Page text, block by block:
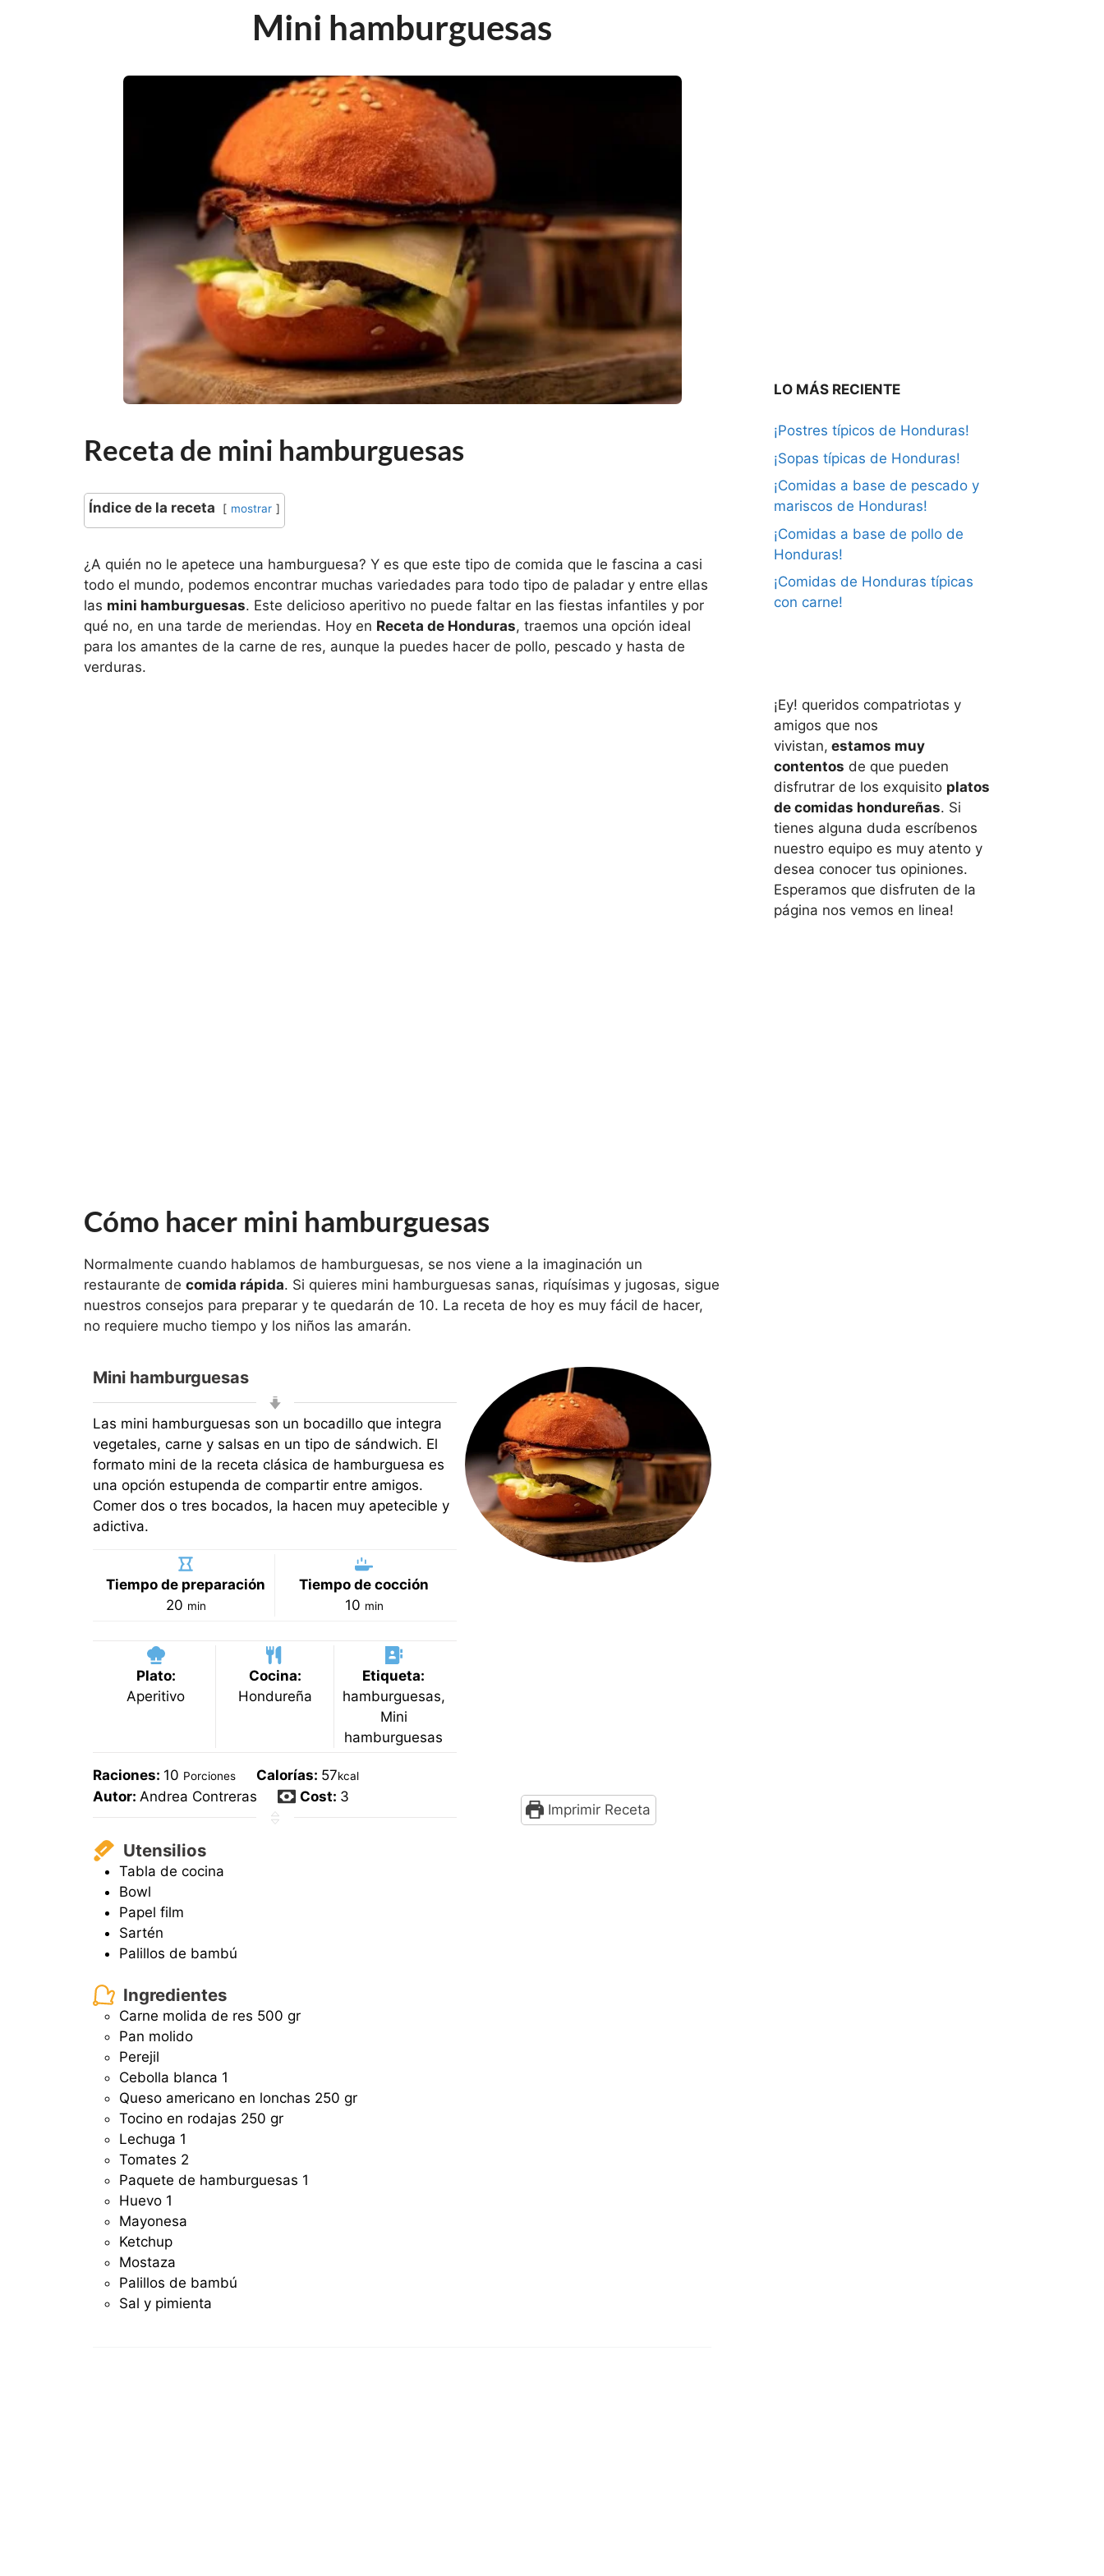
Mini hamburguesas
Receta de mini hamburguesas
Índice de la receta mostrar
¿A quién no le apetece una hamburguesa? Y es que este tipo de comida que le fascina a casi
todo el mundo, podemos encontrar muchas variedades para todo tipo de paladar y entre ellas
las mini hamburguesas. Este delicioso aperitivo no puede faltar en las fiestas infantiles y por
qué no, en una tarde de meriendas. Hoy en Receta de Honduras, traemos una opción ideal
para los amantes de la carne de res, aunque la puedes hacer de pollo, pescado y hasta de
verduras.
Cómo hacer mini hamburguesas
Normalmente cuando hablamos de hamburguesas, se nos viene a la imaginación un
restaurante de comida rápida. Si quieres mini hamburguesas sanas, riquísimas y jugosas, sigue
nuestros consejos para preparar y te quedarán de 10. La receta de hoy es muy fácil de hacer,
no requiere mucho tiempo y los niños las amarán.
Imprimir Receta
Mini hamburguesas
Las mini hamburguesas son un bocadillo que integra
vegetales, carne y salsas en un tipo de sándwich. El
formato mini de la receta clásica de hamburguesa es
una opción estupenda de compartir entre amigos.
Comer dos o tres bocados, la hacen muy apetecible y
adictiva.
Tiempo de preparación
20minutos
min
Tiempo de cocción
10minutos
min
Plato:
Aperitivo
Cocina:
Hondureña
Etiqueta:
hamburguesas,
Mini
hamburguesas
Raciones: 10 Porciones Calorías: 57kcal
Autor: Andrea Contreras Cost: 3
Utensilios
Tabla de cocina
Bowl
Papel film
Sartén
Palillos de bambú
Ingredientes
Carne molida de res 500 gr
Pan molido
Perejil
Cebolla blanca 1
Queso americano en lonchas 250 gr
Tocino en rodajas 250 gr
Lechuga 1
Tomates 2
Paquete de hamburguesas 1
Huevo 1
Mayonesa
Ketchup
Mostaza
Palillos de bambú
Sal y pimienta
LO MÁS RECIENTE
¡Postres típicos de Honduras!
¡Sopas típicas de Honduras!
¡Comidas a base de pescado y
mariscos de Honduras!
¡Comidas a base de pollo de
Honduras!
¡Comidas de Honduras típicas
con carne!
¡Ey! queridos compatriotas y
amigos que nos
vivistan, estamos muy
contentos de que pueden
disfrutrar de los exquisito platos
de comidas hondureñas. Si
tienes alguna duda escríbenos
nuestro equipo es muy atento y
desea conocer tus opiniones.
Esperamos que disfruten de la
página nos vemos en linea!